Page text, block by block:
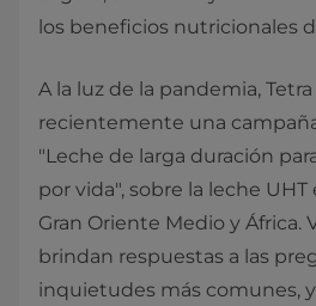
los beneficios nutricionales
A la luz de la pandemia,
recientemente una
"Leche de larga duración
por vida", sobre la leche UHT
Gran Oriente Medio y África.
brindan respuestas a las
inquietudes más comunes,